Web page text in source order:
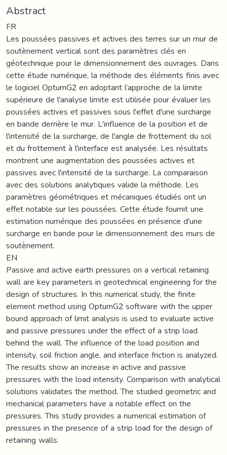
Abstract
FR
Les poussées passives et actives des terres sur un mur de
soutènement vertical sont des paramètres clés en
géotechnique pour le dimensionnement des ouvrages. Dans
cette étude numérique, la méthode des éléments finis avec
le logiciel OptumG2 en adoptant l’approche de la limite
supérieure de l'analyse limite est utilisée pour évaluer les
poussées actives et passives sous l'effet d'une surcharge
en bande derrière le mur. L'influence de la position et de
l'intensité de la surcharge, de l'angle de frottement du sol
et du frottement à l'interface est analysée. Les résultats
montrent une augmentation des poussées actives et
passives avec l'intensité de la surcharge. La comparaison
avec des solutions analytiques valide la méthode. Les
paramètres géométriques et mécaniques étudiés ont un
effet notable sur les poussées. Cette étude fournit une
estimation numérique des poussées en présence d'une
surcharge en bande pour le dimensionnement des murs de
soutènement.
EN
Passive and active earth pressures on a vertical retaining
wall are key parameters in geotechnical engineering for the
design of structures. In this numerical study, the finite
element method using OptumG2 software with the upper
bound approach of limit analysis is used to evaluate active
and passive pressures under the effect of a strip load
behind the wall. The influence of the load position and
intensity, soil friction angle, and interface friction is analyzed.
The results show an increase in active and passive
pressures with the load intensity. Comparison with analytical
solutions validates the method. The studied geometric and
mechanical parameters have a notable effect on the
pressures. This study provides a numerical estimation of
pressures in the presence of a strip load for the design of
retaining walls.